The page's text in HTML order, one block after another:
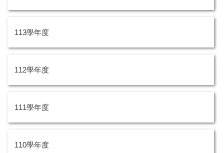
113學年度
112學年度
111學年度
110學年度